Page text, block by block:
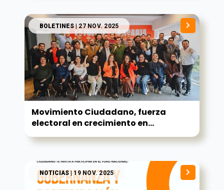
BOLETINES| 27 NOV. 2025
Movimiento Ciudadano, fuerza
electoral en crecimiento en...
NOTICIAS| 19 NOV. 2025